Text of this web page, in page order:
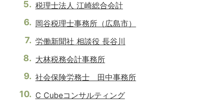
税理士法人 江崎総合会計
岡谷税理士事務所（広島市）
労働新聞社 相談役 長谷川
大林税務会計事務所
社会保険労務士 田中事務所
C Cubeコンサルティング